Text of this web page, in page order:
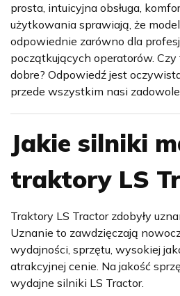
prosta, intuicyjna obsługa,
użytkowania sprawiają, że
odpowiednie zarówno dla
początkujących operatorów.
dobre? Odpowiedź jest
przede wszystkim nasi
Jakie silniki
traktory LS
Traktory LS Tractor zdobyły
Uznanie to zawdzięczają
wydajności, sprzętu, wysokiej
atrakcyjnej cenie. Na jakość
wydajne silniki LS Tractor.